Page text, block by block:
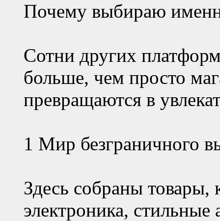
Почему выбираю
Сотни других
больше, чем просто
превращаются в
1 Мир безграничного
Здесь собраны товары,
электроника,